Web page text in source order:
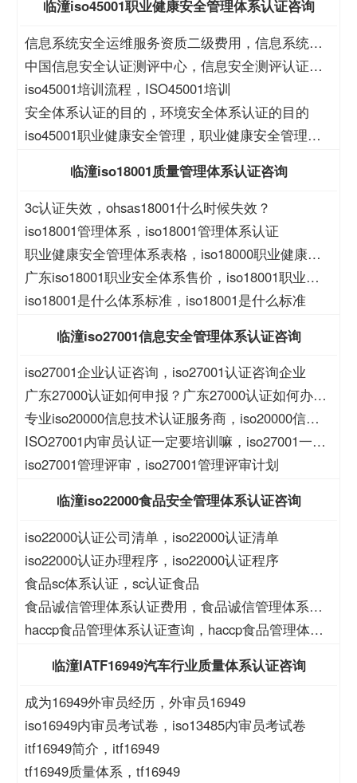
临潼iso45001职业健康安全管理体系认证咨询
信息系统安全运维服务资质二级费用，信息系统安
全运维服务资质二级
中国信息安全认证测评中心，信息安全测评认证中
心
iso45001培训流程，ISO45001培训
安全体系认证的目的，环境安全体系认证的目的
iso45001职业健康安全管理，职业健康安全管理
临潼iso18001质量管理体系认证咨询
3c认证失效，ohsas18001什么时候失效？
iso18001管理体系，iso18001管理体系认证
职业健康安全管理体系表格，iso18000职业健康安
全管理体系表格
广东iso18001职业安全体系售价，iso18001职业安
全体系售价
iso18001是什么体系标准，iso18001是什么标准
临潼iso27001信息安全管理体系认证咨询
iso27001企业认证咨询，iso27001认证咨询企业
广东27000认证如何申报？广东27000认证如何办
理？
专业iso20000信息技术认证服务商，iso20000信息
技术认证服务商
ISO27001内审员认证一定要培训嘛，iso27001一定
要培训么？
iso27001管理评审，iso27001管理评审计划
临潼iso22000食品安全管理体系认证咨询
iso22000认证公司清单，iso22000认证清单
iso22000认证办理程序，iso22000认证程序
食品sc体系认证，sc认证食品
食品诚信管理体系认证费用，食品诚信管理体系认
证大概费用
haccp食品管理体系认证查询，haccp食品管理体系
临潼IATF16949汽车行业质量体系认证咨询
成为16949外审员经历，外审员16949
iso16949内审员考试卷，iso13485内审员考试卷
itf16949简介，itf16949
tf16949质量体系，tf16949